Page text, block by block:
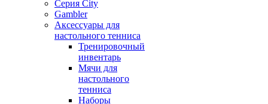
Серия City
Gambler
Аксессуары для
настольного тенниса
Тренировочный
инвентарь
Мячи для
настольного
тенниса
Наборы